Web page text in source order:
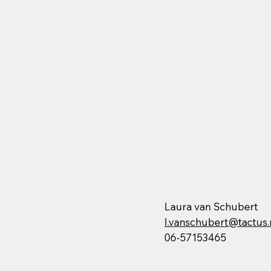
Laura van Schubert
06-57153465